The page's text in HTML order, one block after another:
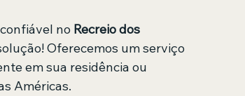
no Recreio dos
Oferecemos um serviço
em sua residência ou
Américas.